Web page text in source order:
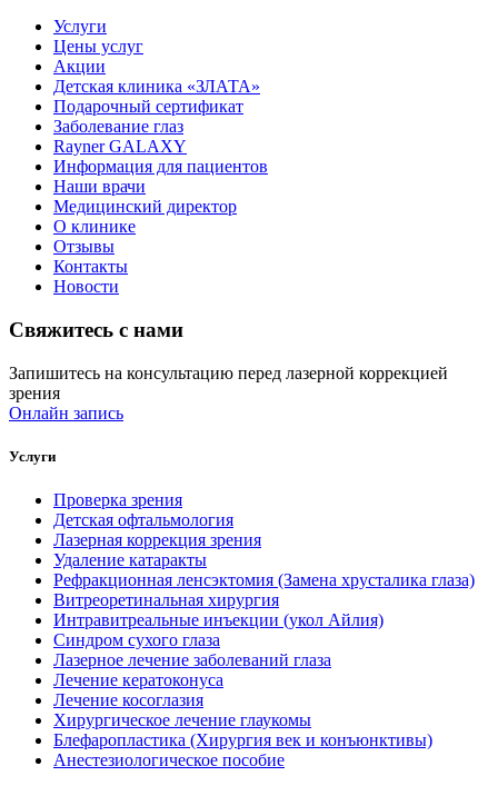
Услуги
Цены услуг
Акции
Детская клиника «ЗЛАТА»
Подарочный сертификат
Заболевание глаз
Rayner GALAXY
Информация для пациентов
Наши врачи
Медицинский директор
О клинике
Отзывы
Контакты
Новости
Свяжитесь с нами
Запишитесь на консультацию перед лазерной коррекцией
зрения
Онлайн запись
Услуги
Проверка зрения
Детская офтальмология
Лазерная коррекция зрения
Удаление катаракты
Рефракционная ленсэктомия (Замена хрусталика глаза)
Витреоретинальная хирургия
Интравитреальные инъекции (укол Айлия)
Синдром сухого глаза
Лазерное лечение заболеваний глаза
Лечение кератоконуса
Лечение косоглазия
Хирургическое лечение глаукомы
Блефаропластика (Хирургия век и конъюнктивы)
Анестезиологическое пособие